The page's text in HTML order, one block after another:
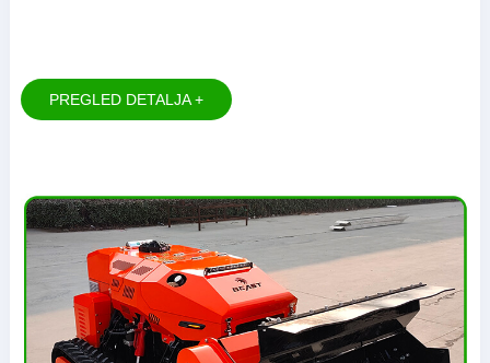
PREGLED DETALJA +